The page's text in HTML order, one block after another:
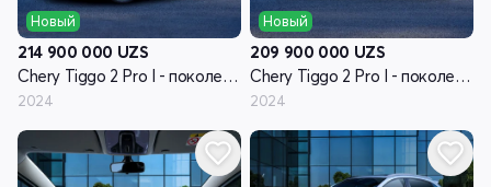
Новый
214 900 000 UZS
Chery Tiggo 2 Pro I - поколение
2024
Новый
209 900 000 UZS
Chery Tiggo 2 Pro I - поколение
2024